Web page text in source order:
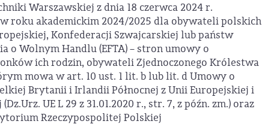
Warszawskiej z dnia 18 czerwca 2024 r.
roku akademickim 2024/2025 dla obywateli polskich
Konfederacji Szwajcarskiej lub państw
o Wolnym Handlu (EFTA) – stron umowy o
ich rodzin, obywateli Zjednoczonego Królestwa
mowa w art. 10 ust. 1 lit. b lub lit. d Umowy o
Brytanii i Irlandii Północnej z Unii Europejskiej i
UE L 29 z 31.01.2020 r., str. 7, z późn. zm.) oraz
Rzeczypospolitej Polskiej